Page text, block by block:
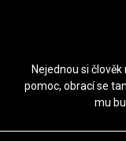
Nejednou si
pomoc, obrací se
mu